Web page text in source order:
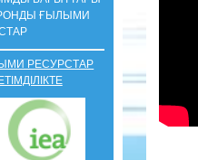
ҒЫЛЫМИ
РЕСУРСТАР